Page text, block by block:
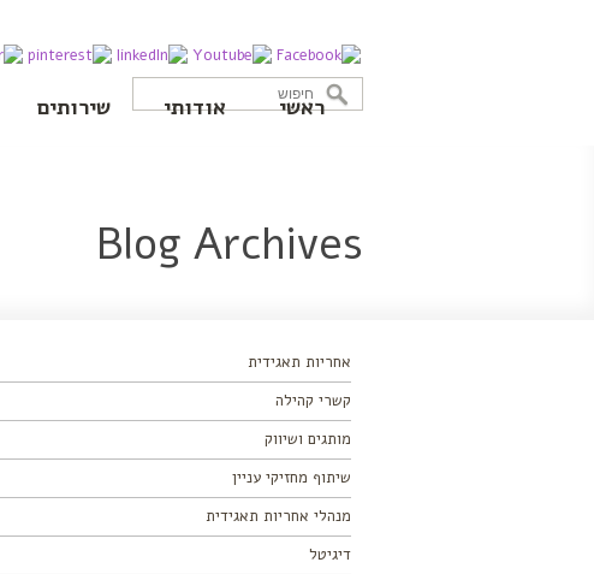
ראשי אודותי שירותים
Blog Archives
אחריות תאגידית
קשרי קהילה
מותגים ושיווק
שיתוף מחזיקי עניין
מנהלי אחריות תאגידית
דיגיטל